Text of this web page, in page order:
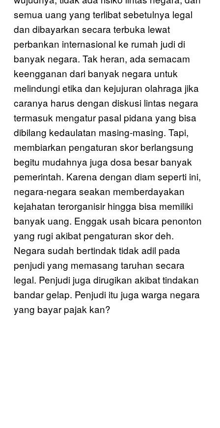
semua uang yang terlibat sebetulnya legal
dan dibayarkan secara terbuka lewat
perbankan internasional ke rumah judi di
banyak negara. Tak heran, ada semacam
keengganan dari banyak negara untuk
melindungi etika dan kejujuran olahraga jika
caranya harus dengan diskusi lintas negara
termasuk mengatur pasal pidana yang bisa
dibilang kedaulatan masing-masing. Tapi,
membiarkan pengaturan skor berlangsung
begitu mudahnya juga dosa besar banyak
pemerintah. Karena dengan diam seperti ini,
negara-negara seakan memberdayakan
kejahatan terorganisir hingga bisa memiliki
banyak uang. Enggak usah bicara penonton
yang rugi akibat pengaturan skor deh.
Negara sudah bertindak tidak adil pada
penjudi yang memasang taruhan secara
legal. Penjudi juga dirugikan akibat tindakan
bandar gelap. Penjudi itu juga warga negara
yang bayar pajak kan?